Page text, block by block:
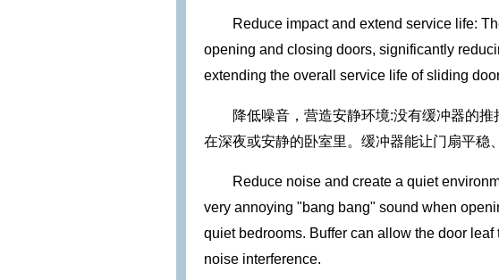
Reduce impact and extend service life:
opening and closing doors, significantly
extending the overall service life of sliding
降低噪音，营造安静环境:没有缓冲器的
在深夜或安静的卧室里。缓冲器能让门扇平稳
Reduce noise and create a quiet
very annoying "bang bang" sound when
quiet bedrooms. Buffer can allow the door
noise interference.